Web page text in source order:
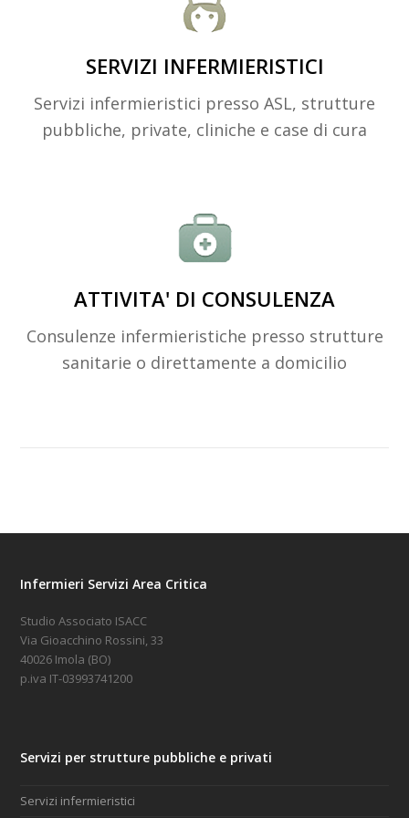
SERVIZI INFERMIERISTICI
Servizi infermieristici presso ASL, strutture
pubbliche, private, cliniche e case di cura
ATTIVITA' DI CONSULENZA
Consulenze infermieristiche presso strutture
sanitarie o direttamente a domicilio
Infermieri Servizi Area Critica
Studio Associato ISACC
Via Gioacchino Rossini, 33
40026 Imola (BO)
p.iva IT-03993741200
Servizi per strutture pubbliche e privati
Servizi infermieristici